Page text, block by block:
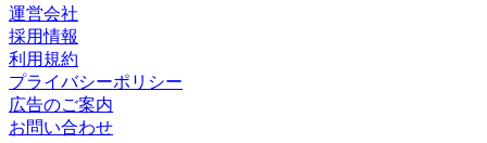
運営会社
採用情報
利用規約
プライバシーポリシー
広告のご案内
お問い合わせ